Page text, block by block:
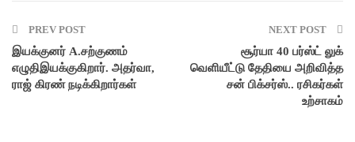
PREV POST
இயக்குனர் A.சற்குணம்
எழுதிஇயக்குகிறார். அதர்வா,
ராஜ் கிரண் நடிக்கிறார்கள்
NEXT POST
சூர்யா 40 பர்ஸ்ட் லுக்
வெளியீட்டு தேதியை அறிவித்த
சன் பிக்சர்ஸ்.. ரசிகர்கள்
உற்சாகம்